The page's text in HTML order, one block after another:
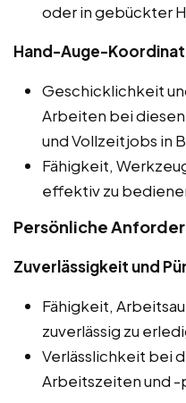
oder in gebückter
Hand-Auge-
Geschicklichkeit
Arbeiten bei
und Vollzeitjobs in
Fähigkeit,
effektiv zu
Persönliche
Zuverlässigkeit und
Fähigkeit,
zuverlässig zu
Verlässlichkeit bei
Arbeitszeiten und -